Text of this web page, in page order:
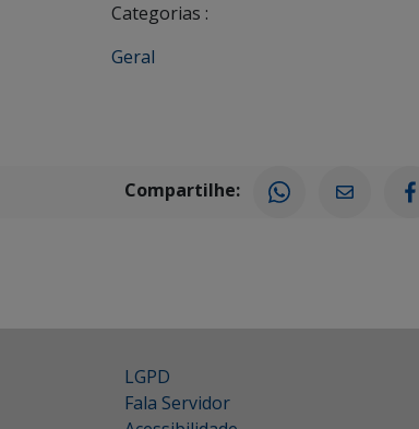
Categorias :
Geral
Compartilhe:
LGPD
Fala Servidor